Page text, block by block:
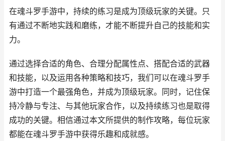
在魂斗罗手游中，持续的练习是成为顶级玩家的关键。只
有通过不断地实践和磨练，才能不断提升自己的技能和实
力。
通过选择合适的角色、合理分配属性点、搭配合适的武器
和技能，以及运用各种策略和技巧，我们可以在魂斗罗手
游中打造一个最强角色，并成为顶级玩家。同时，记住保
持冷静与专注、与其他玩家合作，以及持续练习也是取得
成功的关键。相信通过本文所提供的制作攻略，每位玩家
都能在魂斗罗手游中获得乐趣和成就感。